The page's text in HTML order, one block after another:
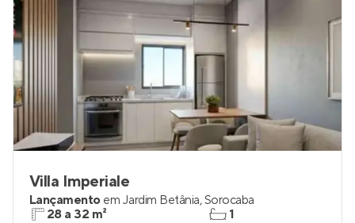
Villa Imperiale
Lançamento em Jardim Betânia,Sorocaba
28 a 32 m²
1